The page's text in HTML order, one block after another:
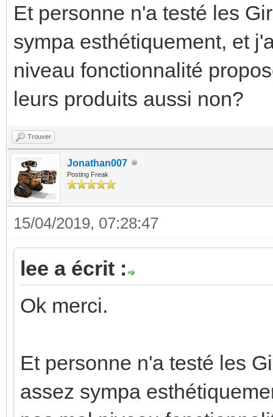
Et personne n'a testé les
sympa esthétiquement, et
niveau fonctionnalité
leurs produits aussi non?
Trouver
Jonathan007
Posting Freak
15/04/2019, 07:28:47
lee a écrit :
Ok merci.
Et personne n'a testé les
assez sympa